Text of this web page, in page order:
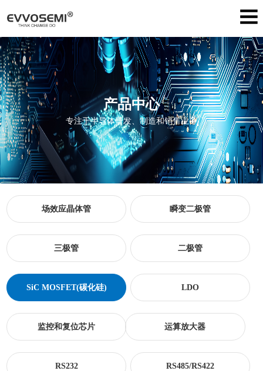
产品中心
专注于半导体研发、制造和销售业务
场效应晶体管 瞬变二极管
三极管 二极管
SiC MOSFET(碳化硅) LDO
监控和复位芯片 运算放大器
RS232 RS485/RS422